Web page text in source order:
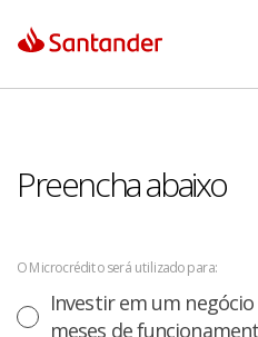
App Santander
Preencha abaixo
O Microcrédito será utilizado para:
Investir em um
meses de